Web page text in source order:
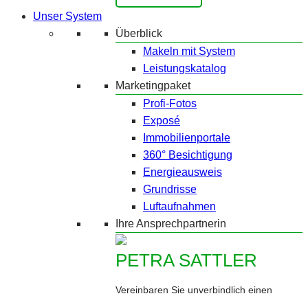
Unser System
Überblick
Makeln mit System
Leistungskatalog
Marketingpaket
Profi-Fotos
Exposé
Immobilienportale
360° Besichtigung
Energieausweis
Grundrisse
Luftaufnahmen
Ihre Ansprechpartnerin
PETRA SATTLER
Vereinbaren Sie unverbindlich einen